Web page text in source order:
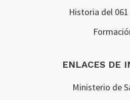
Historia del
ENLACES DE
Ministerio de